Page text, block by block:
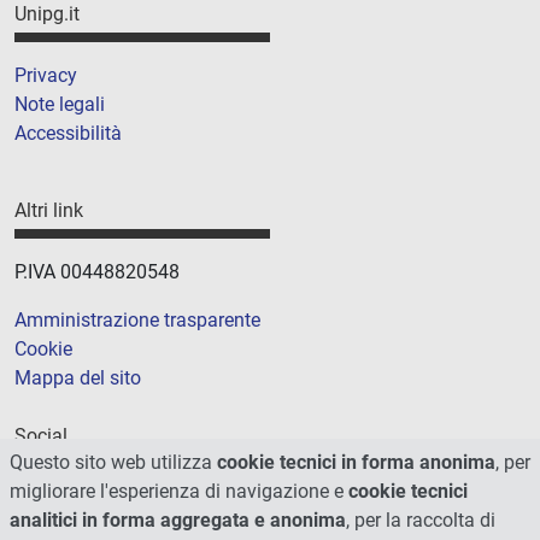
Unipg.it
Privacy
Note legali
Accessibilità
Altri link
P.IVA 00448820548
Amministrazione trasparente
Cookie
Mappa del sito
Social
Questo sito web utilizza cookie tecnici in forma anonima, per
migliorare l'esperienza di navigazione e cookie tecnici
analitici in forma aggregata e anonima, per la raccolta di